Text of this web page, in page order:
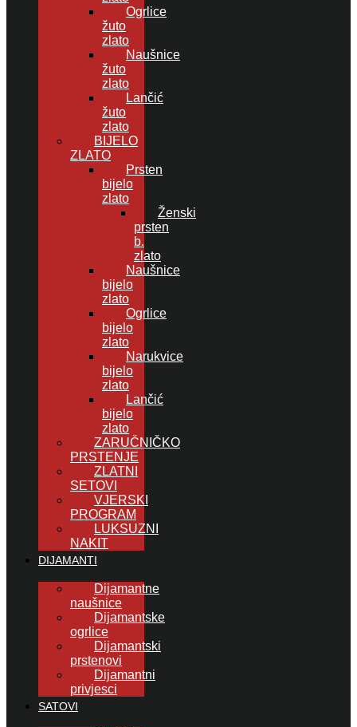
Ogrlice
žuto
zlato
Naušnice
žuto
zlato
Lančić
žuto
zlato
BIJELO
ZLATO
Prsten
bijelo
zlato
Ženski
prsten
b.
zlato
Naušnice
bijelo
zlato
Ogrlice
bijelo
zlato
Narukvice
bijelo
zlato
Lančić
bijelo
zlato
ZARUČNIČKO
PRSTENJE
ZLATNI
SETOVI
VJERSKI
PROGRAM
LUKSUZNI
NAKIT
DIJAMANTI
Dijamantne
naušnice
Dijamantske
ogrlice
Dijamantski
prstenovi
Dijamantni
privjesci
SATOVI